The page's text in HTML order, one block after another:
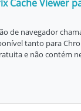
Cache Viewer
de navegador
tanto para
e não contém